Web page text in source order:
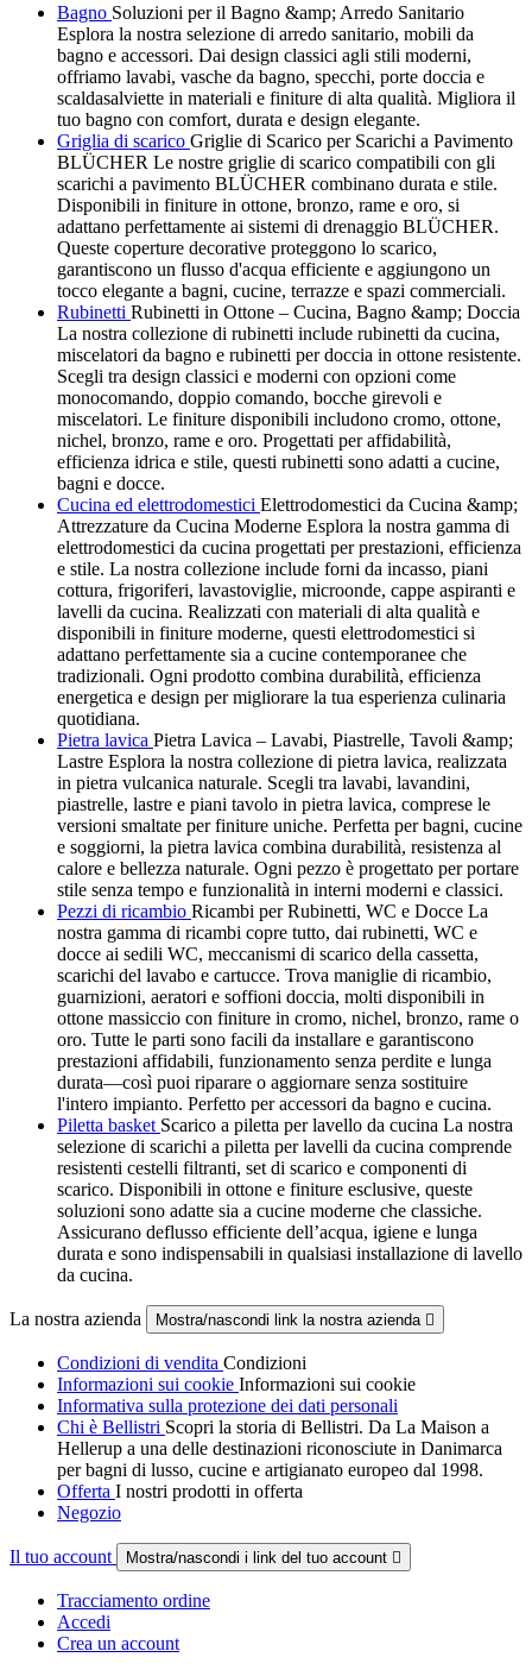
Bagno Soluzioni per il Bagno &amp; Arredo Sanitario
Esplora la nostra selezione di arredo sanitario, mobili da
bagno e accessori. Dai design classici agli stili moderni,
offriamo lavabi, vasche da bagno, specchi, porte doccia e
scaldasalviette in materiali e finiture di alta qualità. Migliora il
tuo bagno con comfort, durata e design elegante.
Griglia di scarico Griglie di Scarico per Scarichi a Pavimento
BLÜCHER Le nostre griglie di scarico compatibili con gli
scarichi a pavimento BLÜCHER combinano durata e stile.
Disponibili in finiture in ottone, bronzo, rame e oro, si
adattano perfettamente ai sistemi di drenaggio BLÜCHER.
Queste coperture decorative proteggono lo scarico,
garantiscono un flusso d'acqua efficiente e aggiungono un
tocco elegante a bagni, cucine, terrazze e spazi commerciali.
Rubinetti Rubinetti in Ottone – Cucina, Bagno &amp; Doccia
La nostra collezione di rubinetti include rubinetti da cucina,
miscelatori da bagno e rubinetti per doccia in ottone resistente.
Scegli tra design classici e moderni con opzioni come
monocomando, doppio comando, bocche girevoli e
miscelatori. Le finiture disponibili includono cromo, ottone,
nichel, bronzo, rame e oro. Progettati per affidabilità,
efficienza idrica e stile, questi rubinetti sono adatti a cucine,
bagni e docce.
Cucina ed elettrodomestici Elettrodomestici da Cucina &amp;
Attrezzature da Cucina Moderne Esplora la nostra gamma di
elettrodomestici da cucina progettati per prestazioni, efficienza
e stile. La nostra collezione include forni da incasso, piani
cottura, frigoriferi, lavastoviglie, microonde, cappe aspiranti e
lavelli da cucina. Realizzati con materiali di alta qualità e
disponibili in finiture moderne, questi elettrodomestici si
adattano perfettamente sia a cucine contemporanee che
tradizionali. Ogni prodotto combina durabilità, efficienza
energetica e design per migliorare la tua esperienza culinaria
quotidiana.
Pietra lavica Pietra Lavica – Lavabi, Piastrelle, Tavoli &amp;
Lastre Esplora la nostra collezione di pietra lavica, realizzata
in pietra vulcanica naturale. Scegli tra lavabi, lavandini,
piastrelle, lastre e piani tavolo in pietra lavica, comprese le
versioni smaltate per finiture uniche. Perfetta per bagni, cucine
e soggiorni, la pietra lavica combina durabilità, resistenza al
calore e bellezza naturale. Ogni pezzo è progettato per portare
stile senza tempo e funzionalità in interni moderni e classici.
Pezzi di ricambio Ricambi per Rubinetti, WC e Docce La
nostra gamma di ricambi copre tutto, dai rubinetti, WC e
docce ai sedili WC, meccanismi di scarico della cassetta,
scarichi del lavabo e cartucce. Trova maniglie di ricambio,
guarnizioni, aeratori e soffioni doccia, molti disponibili in
ottone massiccio con finiture in cromo, nichel, bronzo, rame o
oro. Tutte le parti sono facili da installare e garantiscono
prestazioni affidabili, funzionamento senza perdite e lunga
durata—così puoi riparare o aggiornare senza sostituire
l'intero impianto. Perfetto per accessori da bagno e cucina.
Piletta basket Scarico a piletta per lavello da cucina La nostra
selezione di scarichi a piletta per lavelli da cucina comprende
resistenti cestelli filtranti, set di scarico e componenti di
scarico. Disponibili in ottone e finiture esclusive, queste
soluzioni sono adatte sia a cucine moderne che classiche.
Assicurano deflusso efficiente dell’acqua, igiene e lunga
durata e sono indispensabili in qualsiasi installazione di lavello
da cucina.
La nostra azienda Mostra/nascondi link la nostra azienda 
Condizioni di vendita Condizioni
Informazioni sui cookie Informazioni sui cookie
Informativa sulla protezione dei dati personali
Chi è Bellistri Scopri la storia di Bellistri. Da La Maison a
Hellerup a una delle destinazioni riconosciute in Danimarca
per bagni di lusso, cucine e artigianato europeo dal 1998.
Offerta I nostri prodotti in offerta
Negozio
Il tuo account Mostra/nascondi i link del tuo account 
Tracciamento ordine
Accedi
Crea un account